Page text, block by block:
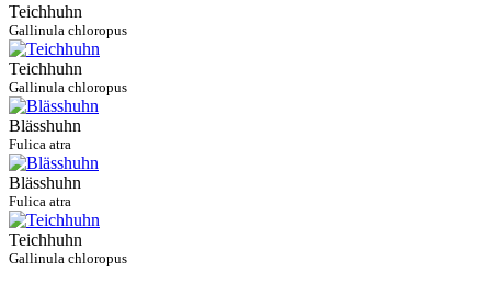
Teichhuhn
Gallinula chloropus
Teichhuhn
Gallinula chloropus
Blässhuhn
Fulica atra
Blässhuhn
Fulica atra
Teichhuhn
Gallinula chloropus